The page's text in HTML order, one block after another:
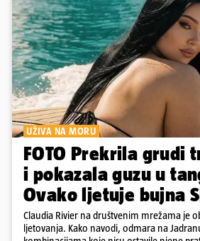
UŽIVA NA MORU
FOTO Prekrila grudi
i pokazala guzu u
Ovako ljetuje bujna
Claudia Rivier na društvenim mrežama je
ljetovanja. Kako navodi, odmara na